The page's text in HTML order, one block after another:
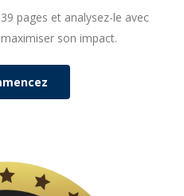
pages et analysez-le avec
son impact.